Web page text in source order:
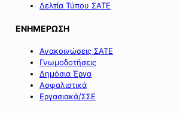
Δελτία Τύπου ΣΑΤΕ
ΕΝΗΜΕΡΩΣΗ
Ανακοινώσεις ΣΑΤΕ
Γνωμοδοτήσεις
Δημόσια Έργα
Ασφαλιστικά
Εργασιακά/ΣΣΕ